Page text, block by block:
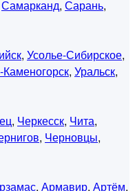
Самарканд, Сарань,
, Усолье-Сибирское,
Каменогорск, Уральск,
, Черкесск, Чита,
, Черновцы,
, Армавир, Артём,